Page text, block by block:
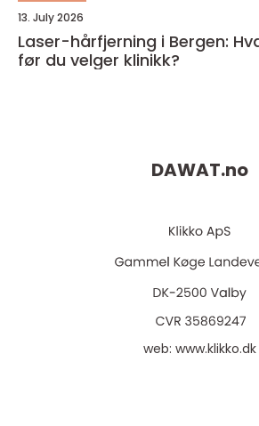
13. July 2026
Laser-hårfjerning i Bergen:
før du velger klinikk?
DAWAT.no
web: www.klikko.dk